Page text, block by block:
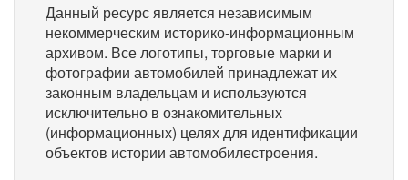
Данный ресурс является независимым
некоммерческим историко-информационным
архивом. Все логотипы, торговые марки и
фотографии автомобилей принадлежат их
законным владельцам и используются
исключительно в ознакомительных
(информационных) целях для идентификации
объектов истории автомобилестроения.